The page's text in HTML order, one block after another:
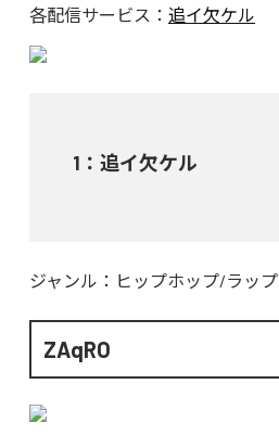
各配信サービス： 追イ欠ケル
1 ： 追イ欠ケル
ジャンル： ヒップホップ/ラップ
ZAqRO